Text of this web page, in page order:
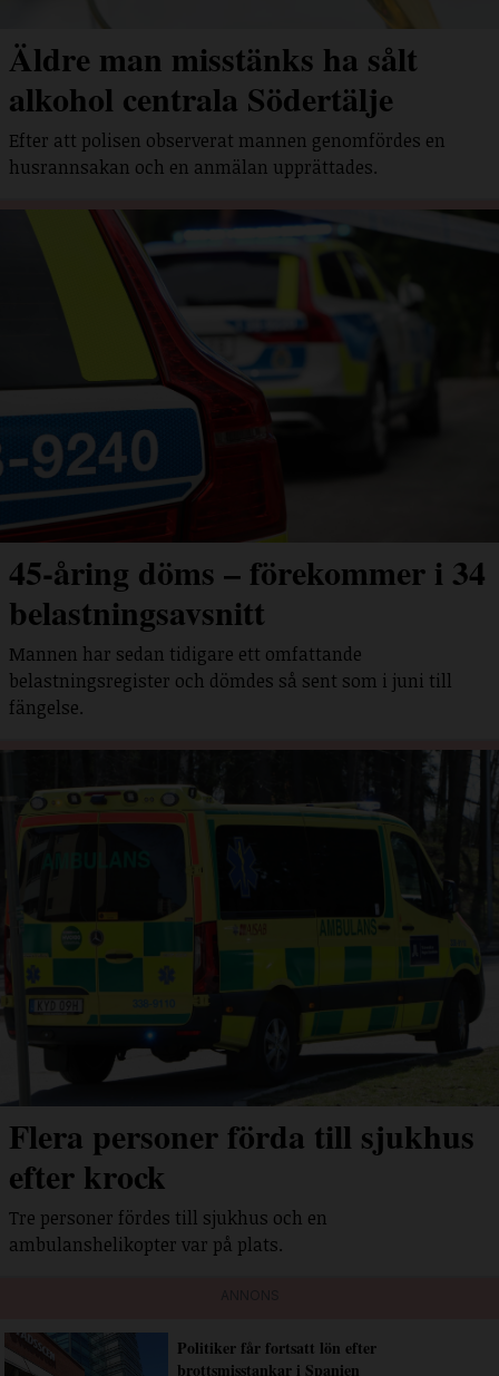
Äldre man misstänks ha sålt
alkohol centrala Södertälje
Efter att polisen observerat mannen genomfördes en
husrannsakan och en anmälan upprättades.
45-åring döms – förekommer i 34
belastningsavsnitt
Mannen har sedan tidigare ett omfattande
belastningsregister och dömdes så sent som i juni till
fängelse.
Flera personer förda till sjukhus
efter krock
Tre personer fördes till sjukhus och en
ambulanshelikopter var på plats.
Politiker får fortsatt lön efter
brottsmisstankar i Spanien